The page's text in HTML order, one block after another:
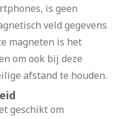
is geen
veld gegevens
magneten is het
om ook bij deze
afstand te houden.
geschikt om